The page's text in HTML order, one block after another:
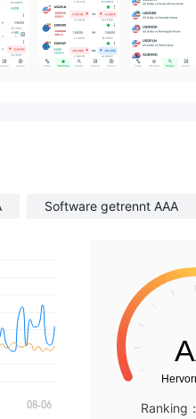
Software getrennt AAA
Ranking：